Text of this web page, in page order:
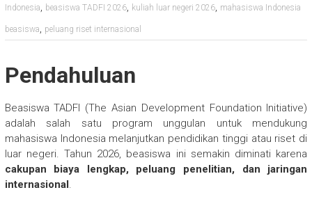
Indonesia, beasiswa TADFI 2026, kuliah luar negeri 2026, mahasiswa Indonesia
beasiswa, peluang riset internasional
Pendahuluan
Beasiswa TADFI (The Asian Development Foundation Initiative)
adalah salah satu program unggulan untuk mendukung
mahasiswa Indonesia melanjutkan pendidikan tinggi atau riset di
luar negeri. Tahun 2026, beasiswa ini semakin diminati karena
cakupan biaya lengkap, peluang penelitian, dan jaringan
internasional.